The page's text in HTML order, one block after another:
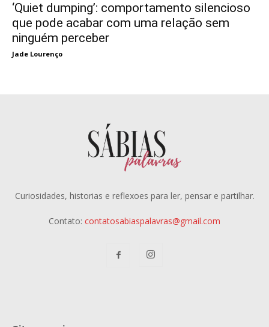
‘Quiet dumping’: comportamento silencioso
que pode acabar com uma relação sem
ninguém perceber
Jade Lourenço
Curiosidades, historias e reflexoes para ler, pensar e partilhar.
Contato: contatosabiaspalavras@gmail.com